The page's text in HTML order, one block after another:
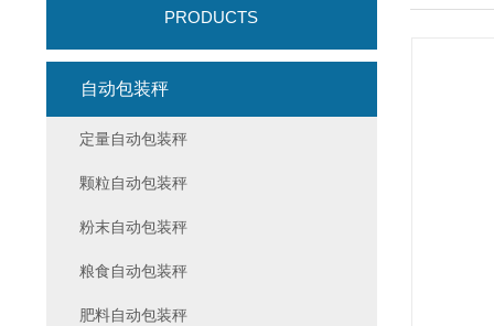
PRODUCTS
自动包装秤
定量自动包装秤
颗粒自动包装秤
粉末自动包装秤
粮食自动包装秤
肥料自动包装秤